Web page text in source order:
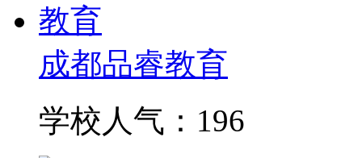
成都品睿教育
学校人气：196